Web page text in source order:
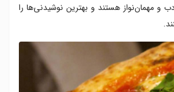
و مهمان‌نواز هستند و بهترین نوشیدنی‌ها را